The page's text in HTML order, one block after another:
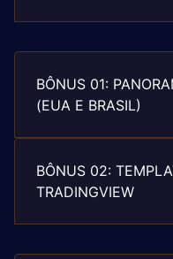
BÔNUS 01:
(EUA E BRASIL)
BÔNUS 02:
TRADINGVIEW